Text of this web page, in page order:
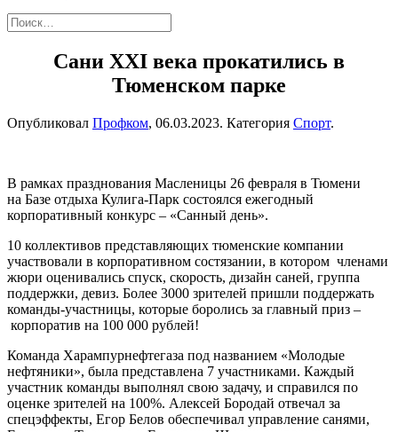
Сани ХХI века прокатились в
Тюменском парке
Опубликовал Профком, 06.03.2023. Категория Спорт.
В рамках празднования Масленицы 26 февраля в Тюмени
на Базе отдыха Кулига-Парк состоялся ежегодный
корпоративный конкурс – «Санный день».
10 коллективов представляющих тюменские компании
участвовали в корпоративном состязании, в котором членами
жюри оценивались спуск, скорость, дизайн саней, группа
поддержки, девиз. Более 3000 зрителей пришли поддержать
команды-участницы, которые боролись за главный приз –
корпоратив на 100 000 рублей!
Команда Харампурнефтегаза под названием «Молодые
нефтяники», была представлена 7 участниками. Каждый
участник команды выполнял свою задачу, и справился по
оценке зрителей на 100%. Алексей Бородай отвечал за
спецэффекты, Егор Белов обеспечивал управление санями,